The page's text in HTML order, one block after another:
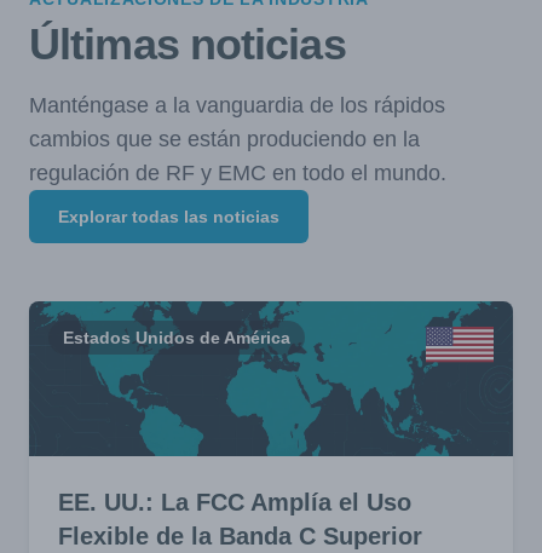
Últimas noticias
Manténgase a la vanguardia de los rápidos
cambios que se están produciendo en la
regulación de RF y EMC en todo el mundo.
Explorar todas las noticias
Estados Unidos de América
EE. UU.: La FCC Amplía el Uso
Flexible de la Banda C Superior